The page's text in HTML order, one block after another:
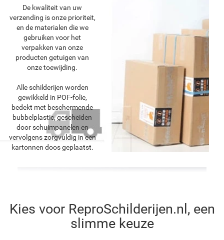
De kwaliteit van uw
verzending is onze prioriteit,
en de materialen die we
gebruiken voor het
verpakken van onze
producten getuigen van
onze toewijding.
Alle schilderijen worden
gewikkeld in POF-folie,
bedekt met beschermende
bubbelplastic, gescheiden
door schuimpanelen en
vervolgens zorgvuldig in een
kartonnen doos geplaatst.
Kies voor ReproSchilderijen.nl, een
slimme keuze